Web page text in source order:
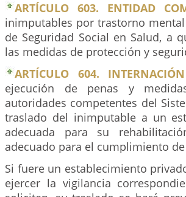
ARTÍCULO 603. ENTIDAD
inimputables por trastorno
de Seguridad Social en Salud, a
las medidas de protección y
ARTÍCULO 604.
ejecución de penas y
autoridades competentes del
traslado del inimputable a un
adecuada para su
adecuado para el cumplimiento
Si fuere un establecimiento
ejercer la vigilancia